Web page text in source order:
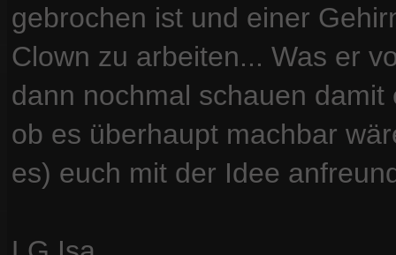
gebrochen ist und einer
Clown zu arbeiten... Was er
dann nochmal schauen
ob es überhaupt machbar
es) euch mit der Idee